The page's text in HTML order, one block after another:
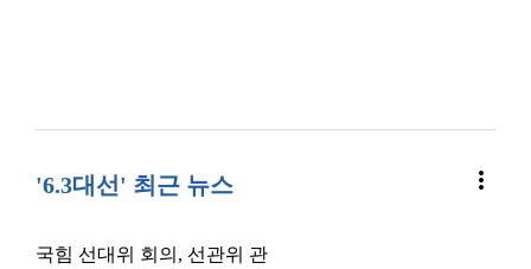
'6.3대선' 최근 뉴스 more_vert
국힘 선대위 회의, 선관위 관